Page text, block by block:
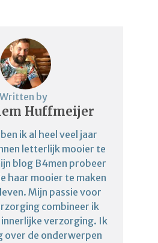
Written by
Huffmeijer
ik al heel veel jaar
letterlijk mooier te
blog B4men probeer
haar mooier te maken
Mijn passie voor
combineer ik
verzorging. Ik
over de onderwerpen